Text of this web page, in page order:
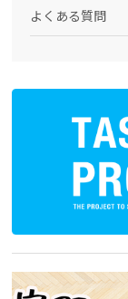
よくある質問